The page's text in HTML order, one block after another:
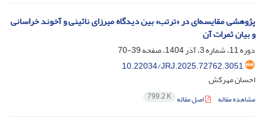
پژوهشی مقایسه‌ای در «ترتب» بین دیدگاه میرزای نائینی و آخوند خراسانی
و بیان ثمرات آن
دوره 11، شماره 3، آذر 1404، صفحه
39-70
10.22034/JRJ.2025.72762.3051
احسان مهرکش
مشاهده مقاله اصل مقاله 799.2 K